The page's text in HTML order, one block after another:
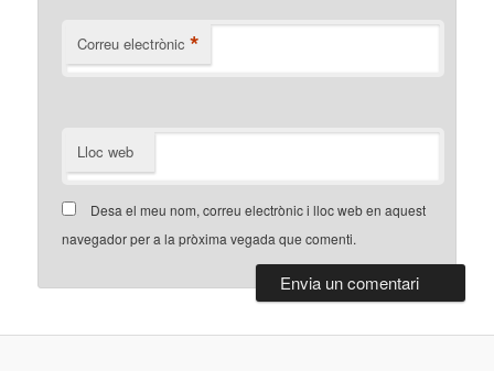
Correu electrònic *
Lloc web
Desa el meu nom, correu electrònic i lloc web en aquest
navegador per a la pròxima vegada que comenti.